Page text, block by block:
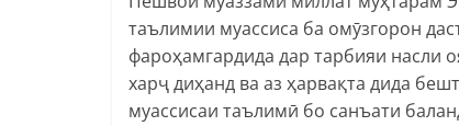
таълимии муассиса ба омӯзгорон
фароҳамгардида дар тарбияи насли
харҷ диҳанд ва аз ҳарвақта дида
муассисаи таълимӣ бо санъати